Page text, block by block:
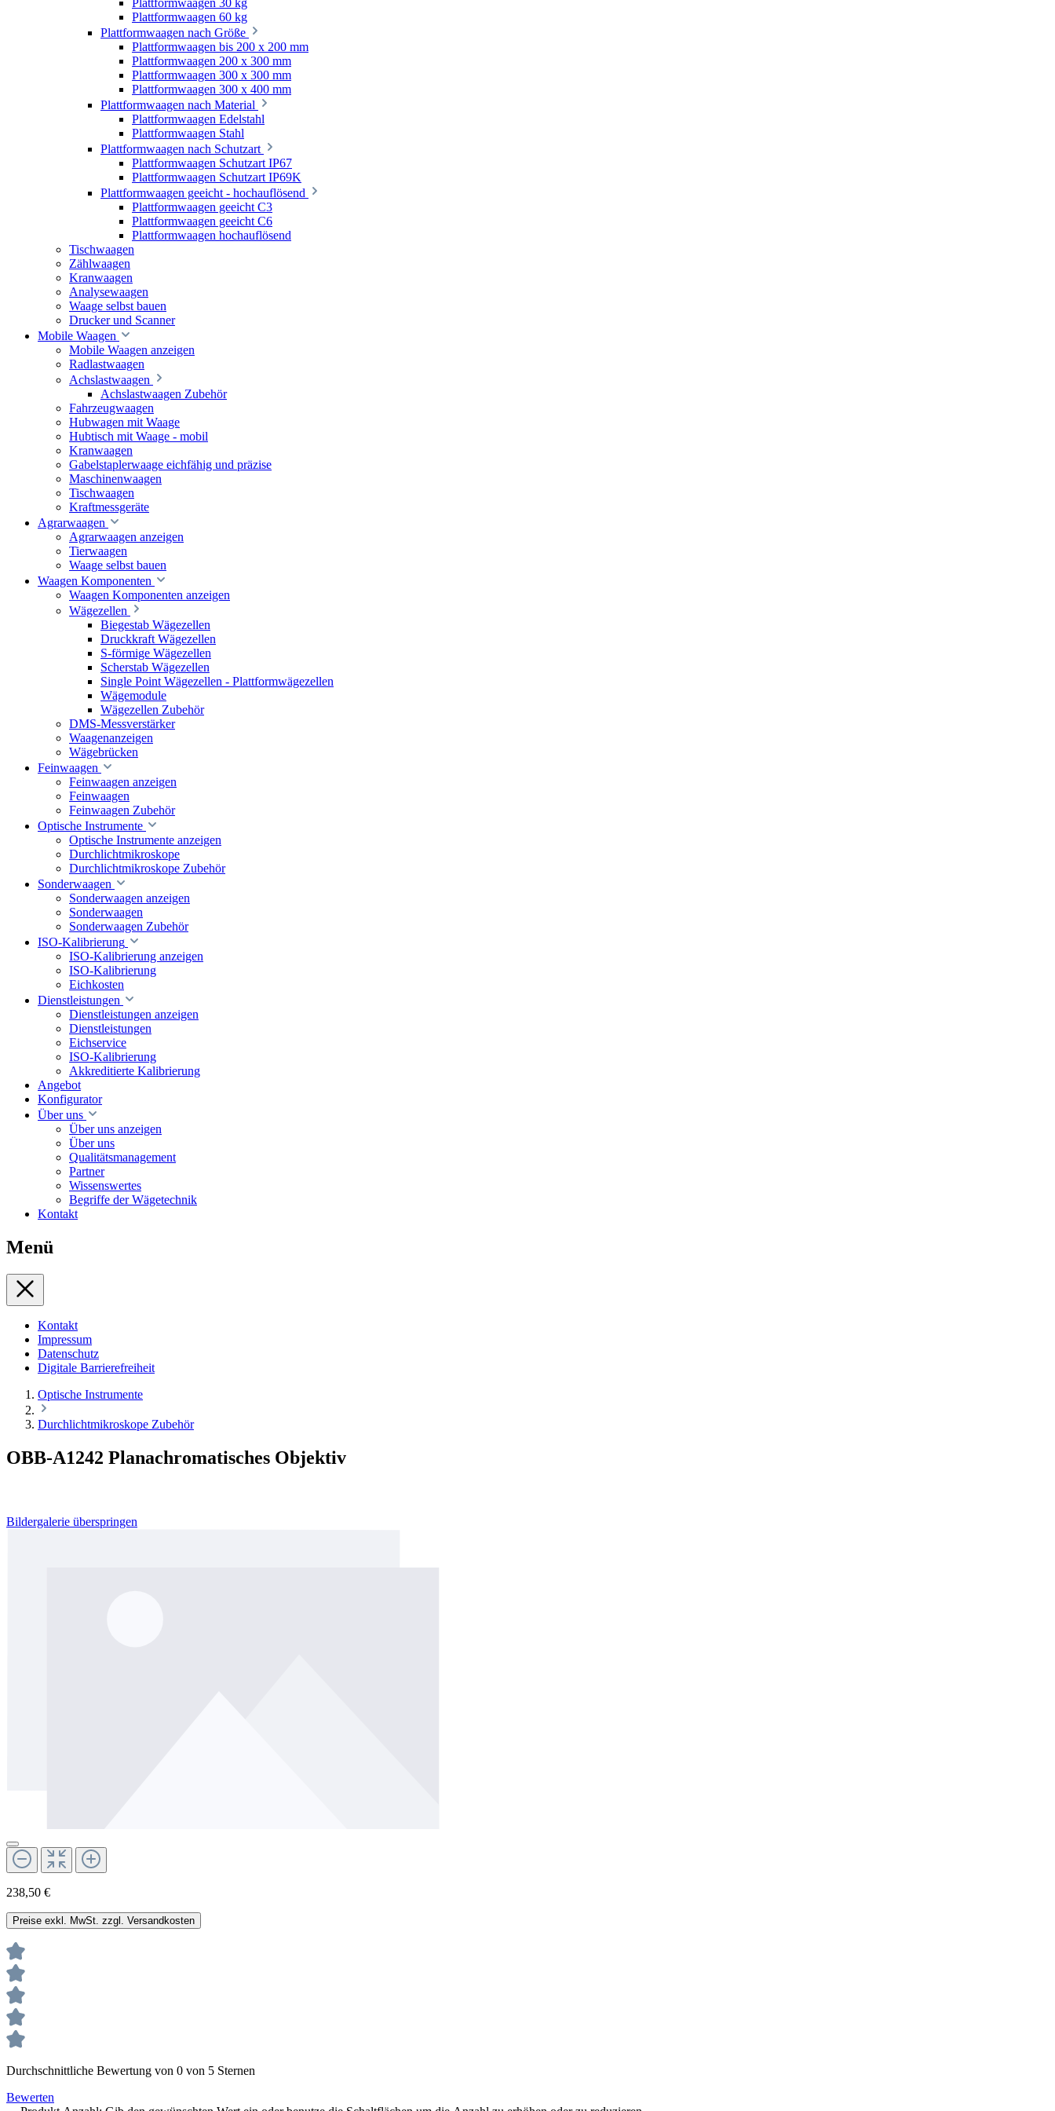
Plattformwaagen 60 kg
Plattformwaagen nach Größe
Plattformwaagen bis 200 x 200 mm
Plattformwaagen 200 x 300 mm
Plattformwaagen 300 x 300 mm
Plattformwaagen 300 x 400 mm
Plattformwaagen nach Material
Plattformwaagen Edelstahl
Plattformwaagen Stahl
Plattformwaagen nach Schutzart
Plattformwaagen Schutzart IP67
Plattformwaagen Schutzart IP69K
Plattformwaagen geeicht - hochauflösend
Plattformwaagen geeicht C3
Plattformwaagen geeicht C6
Plattformwaagen hochauflösend
Tischwaagen
Zählwaagen
Kranwaagen
Analysewaagen
Waage selbst bauen
Drucker und Scanner
Mobile Waagen
Mobile Waagen anzeigen
Radlastwaagen
Achslastwaagen
Achslastwaagen Zubehör
Fahrzeugwaagen
Hubwagen mit Waage
Hubtisch mit Waage - mobil
Kranwaagen
Gabelstaplerwaage eichfähig und präzise
Maschinenwaagen
Tischwaagen
Kraftmessgeräte
Agrarwaagen
Agrarwaagen anzeigen
Tierwaagen
Waage selbst bauen
Waagen Komponenten
Waagen Komponenten anzeigen
Wägezellen
Biegestab Wägezellen
Druckkraft Wägezellen
S-förmige Wägezellen
Scherstab Wägezellen
Single Point Wägezellen - Plattformwägezellen
Wägemodule
Wägezellen Zubehör
DMS-Messverstärker
Waagenanzeigen
Wägebrücken
Feinwaagen
Feinwaagen anzeigen
Feinwaagen
Feinwaagen Zubehör
Optische Instrumente
Optische Instrumente anzeigen
Durchlichtmikroskope
Durchlichtmikroskope Zubehör
Sonderwaagen
Sonderwaagen anzeigen
Sonderwaagen
Sonderwaagen Zubehör
ISO-Kalibrierung
ISO-Kalibrierung anzeigen
ISO-Kalibrierung
Eichkosten
Dienstleistungen
Dienstleistungen anzeigen
Dienstleistungen
Eichservice
ISO-Kalibrierung
Akkreditierte Kalibrierung
Angebot
Konfigurator
Über uns
Über uns anzeigen
Über uns
Qualitätsmanagement
Partner
Wissenswertes
Begriffe der Wägetechnik
Kontakt
Menü
Kontakt
Impressum
Datenschutz
Digitale Barrierefreiheit
Optische Instrumente
Durchlichtmikroskope Zubehör
OBB-A1242 Planachromatisches Objektiv
Bildergalerie überspringen
238,50 €
Preise exkl. MwSt. zzgl. Versandkosten
Durchschnittliche Bewertung von 0 von 5 Sternen
Bewerten